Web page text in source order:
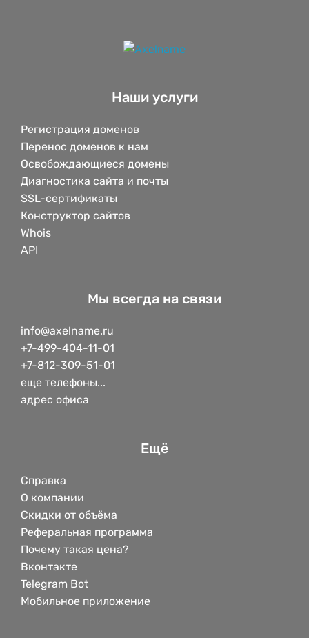
Наши услуги
Регистрация доменов
Перенос доменов к нам
Освобождающиеся домены
Диагностика сайта и почты
SSL-сертификаты
Конструктор сайтов
Whois
API
Мы всегда на связи
info@axelname.ru
+7-499-404-11-01
+7-812-309-51-01
еще телефоны...
адрес офиса
Ещё
Справка
О компании
Скидки от объёма
Реферальная программа
Почему такая цена?
Вконтакте
Telegram Bot
Мобильное приложение